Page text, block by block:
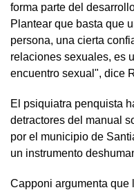
forma parte del
Plantear que basta que
persona, una cierta
relaciones sexuales, es
encuentro sexual", dice
El psiquiatra penquista
detractores del manual
por el municipio de
un instrumento
Capponi argumenta que